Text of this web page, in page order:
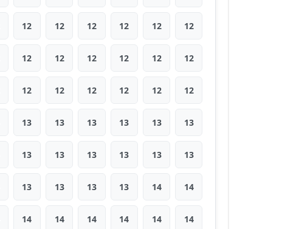
12 12 12 12 12 12
12 12 12 12 12 12
12 12 12 12 12 12
13 13 13 13 13 13
13 13 13 13 13 13
13 13 13 13 14 14
14 14 14 14 14 14